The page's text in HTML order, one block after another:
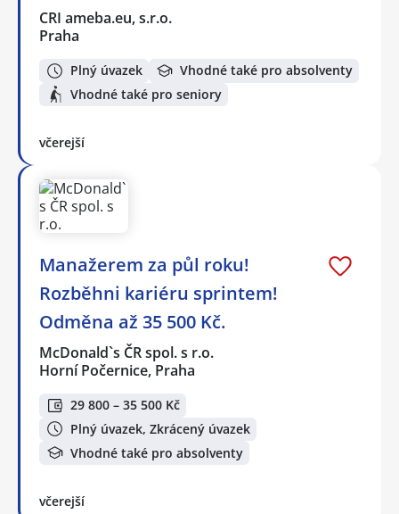
CRI ameba.eu, s.r.o.
Praha
Plný úvazek
Vhodné také pro absolventy
Vhodné také pro seniory
včerejší
Manažerem za půl roku!
Rozběhni kariéru sprintem!
Odměna až 35 500 Kč.
McDonald`s ČR spol. s r.o.
Horní Počernice, Praha
29 800 – 35 500 Kč
Plný úvazek, Zkrácený úvazek
Vhodné také pro absolventy
včerejší